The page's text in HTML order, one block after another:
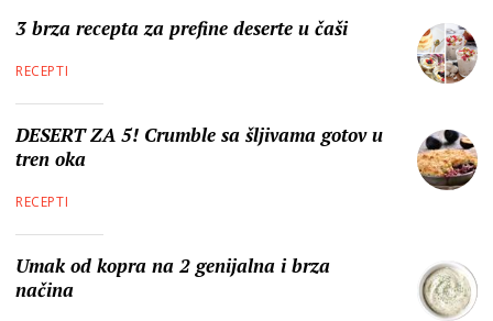
3 brza recepta za prefine deserte u čaši
RECEPTI
DESERT ZA 5! Crumble sa šljivama gotov u
tren oka
RECEPTI
Umak od kopra na 2 genijalna i brza
načina